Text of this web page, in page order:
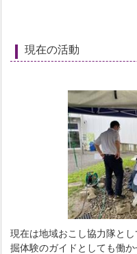
現在の活動
現在は地域おこし協力隊と
掘体験のガイドとしても働